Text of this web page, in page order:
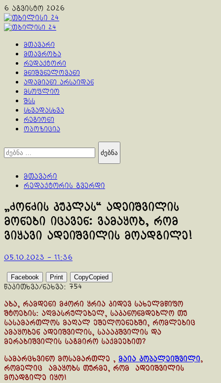
Skip
to
content
6 აგვისტო 2026
Primary
მთავარი
მთავრობა
რედაქტორი
მნიშვნელოვანი
ადამიანი არსაიდან
მსოფლიო
შსს
სხვადასხვა
რეგიონი
ოპოზიცია
ძებნა:
მთავარი
რედაქტორის გვერდი
„ძონძის კუკლას“ ადეიშვილის
მონები იცავენ: ვამაყობ, რომ
ვიყავი ადეიშვილის მოადგილე!
05.10.2023 - 11:36
Facebook Print CopyCopied
წაკითხვა/ნახვა: 754
აბა, რამდენი მძორი ყრია კიდევ სახელმწიფო
შტოების: აღმასრულებელ, საკანონმდებლო თუ
სასამართლოს მაღალ ეშელოენებში, რომლებიც
ამაყობენ ადეიშვილის, საააკშვილის და
მერაბიშვილის საგმირო საქმეებით?
სამარცხვინო მოსამართლე , მაია კოპალეიშვილი,
რომელიც ამაყობს თურმე, რომ ადეიშვილის
მოადგილე იყო!